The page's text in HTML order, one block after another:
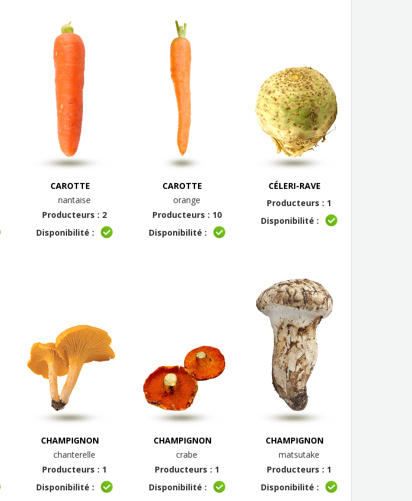
CAROTTE
nantaise
Producteurs : 2
Disponibilité :
CAROTTE
orange
Producteurs : 10
Disponibilité :
CÉLERI-RAVE
Producteurs : 1
Disponibilité :
CHAMPIGNON
chanterelle
Producteurs : 1
Disponibilité :
CHAMPIGNON
crabe
Producteurs : 1
Disponibilité :
CHAMPIGNON
matsutake
Producteurs : 1
Disponibilité :